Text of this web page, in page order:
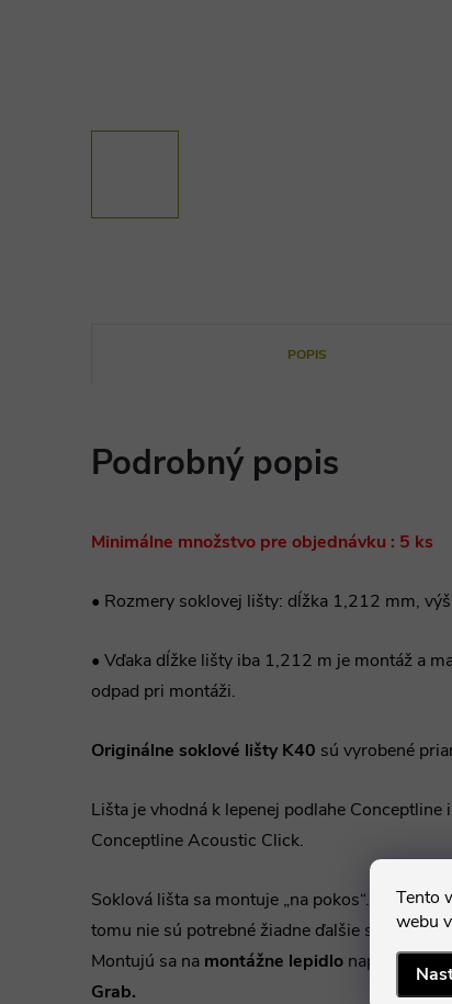
Tento
webu
POPIS
Podrobný popis
Minimálne množstvo pre objednávku : 5 ks
• Rozmery soklovej lišty: dĺžka 1,212 mm,
• Vďaka dĺžke lišty iba 1,212 m je montáž a
odpad pri montáži.
Originálne soklové lišty K40 sú vyrobené
Lišta je vhodná k lepenej podlahe
Conceptline Acoustic Click.
Soklová lišta sa montuje „na pokos“.
tomu nie sú potrebné žiadne ďalšie
Montujú sa na montážne lepidlo napr.
Grab.